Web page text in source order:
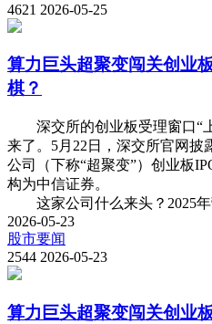
4621 2026-05-25
算力巨头超聚变闯关创业
棋？
深交所的创业板受理窗口“
来了。5月22日，深交所官网披
公司（下称“超聚变”）创业板
构为中信证券。
这家公司什么来头？2025年
2026-05-23
股市要闻
2544 2026-05-23
算力巨头超聚变闯关创业